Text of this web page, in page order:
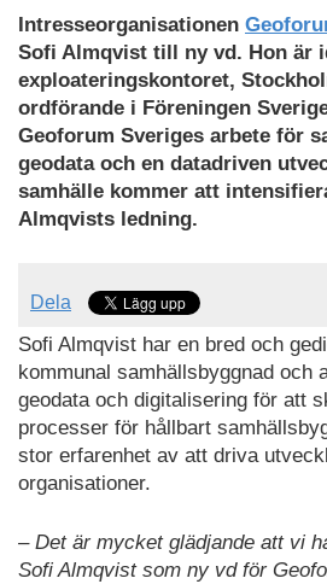
Intresseorganisationen
Sofi Almqvist till ny vd. Hon är
exploateringskontoret,
ordförande i Föreningen
Geoforum Sveriges arbete för
geodata och en datadriven
samhälle kommer att
Almqvists ledning.
Dela
Sofi Almqvist har en bred och
kommunal samhällsbyggnad och
geodata och digitalisering för att
processer för hållbart
stor erfarenhet av att driva
organisationer.
– Det är mycket glädjande att vi
Sofi Almqvist som ny vd för